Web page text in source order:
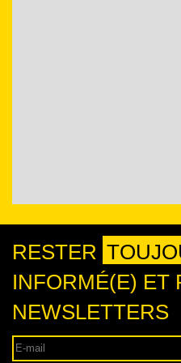
RESTER
INFORMÉ(E) ET
NEWSLETTERS